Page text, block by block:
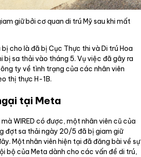
giữ bởi cơ quan di trú Mỹ sau khi mất
bị cho là đã bị Cục Thực thi và Di trú Hoa
bị sa thải vào tháng 5. Vụ việc đã gây ra
ty về tình trạng của các nhân viên
thị thực H-1B.
tại Meta
WIRED có được, một nhân viên cũ của
đợt sa thải ngày 20/5 đã bị giam giữ
Một nhân viên hiện tại đã đăng bài về sự
bộ của Meta dành cho các vấn đề di trú,